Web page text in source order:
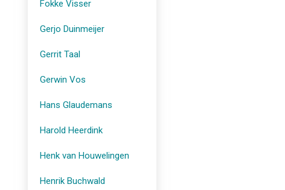
Fokke Visser
Gerjo Duinmeijer
Gerrit Taal
Gerwin Vos
Hans Glaudemans
Harold Heerdink
Henk van Houwelingen
Henrik Buchwald